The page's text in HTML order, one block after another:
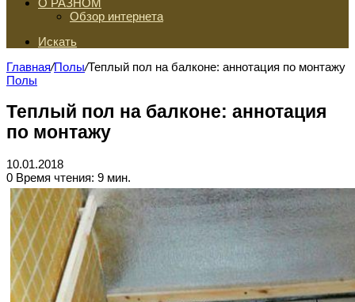
О РАЗНОМ
Обзор интернета
Искать
Главная/Полы/Теплый пол на балконе: аннотация по монтажу
Полы
Теплый пол на балконе: аннотация
по монтажу
10.01.2018
0 Время чтения: 9 мин.